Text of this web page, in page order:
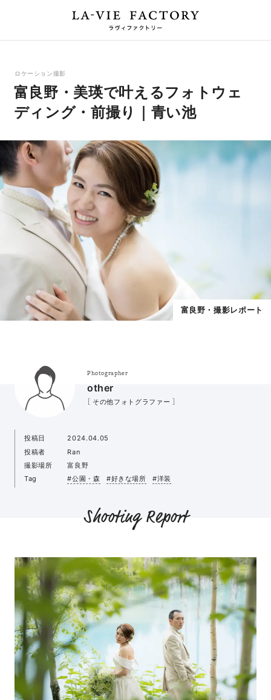
ロケーション撮影
富良野・美瑛で叶えるフォトウェ
ディング・前撮り｜青い池
富良野・撮影レポート
Photographer
other
［ その他フォトグラファー ］
投稿日
2024.04.05
投稿者
Ran
撮影場所
富良野
Tag
#公園・森 #好きな場所 #洋装
Shooting Report